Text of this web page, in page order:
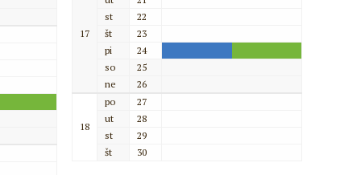
17
st
22
št
23
pi
24
so
25
ne
26
18
po
27
ut
28
st
29
št
30